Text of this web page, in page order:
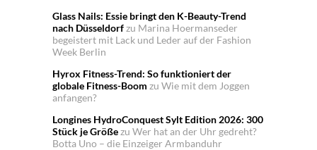
Glass Nails: Essie bringt den K-Beauty-Trend
nach Düsseldorfzu Marina Hoermanseder
begeistert mit Lack und Leder auf der Fashion
Week Berlin
Hyrox Fitness-Trend: So funktioniert der
globale Fitness-Boom zu Wie mit dem Joggen
anfangen?
Longines HydroConquest Sylt Edition 2026: 300
Stück je Größezu Wer hat an der Uhr gedreht?
Botta Uno – die Einzeiger Armbanduhr